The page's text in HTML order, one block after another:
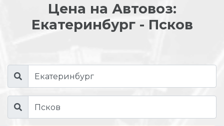
Цена на Автовоз:
Екатеринбург - Псков